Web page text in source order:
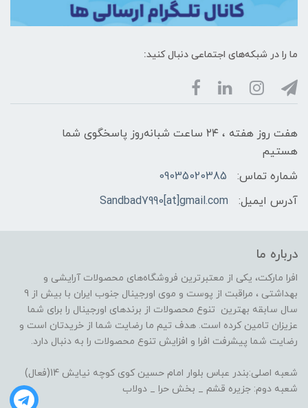
ما را در شبکه‌های اجتماعی دنبال کنید:
هفت روز هفته ، ۲۴ ساعت شبانه‌روز پاسخگوی شما
هستیم
شماره تماس:
09035020385
آدرس ایمیل:
Sandbad7990[at]gmail.com
درباره ما
افرا مارکت، یکی از معتبرترین فروشگاه‌های محصولات آرایشی و
بهداشتی ، مراقبت از پوست و موی اورجینال جنوب ایران با بیش از 9
سال سابقه بهترین تنوع محصولات از برندهای اورجینال را برای شما
عزیزان تامین کرده است. هدف تیم ما رضایت شما از خریدتان است و
رضایت شما پیشرفت افرا و افزایش تنوع محصولات را به دنبال دارد.
شعبه اصلی:بندر عباس بلوار امام حسین کوی کوچه نیایش 14(فعال)
شعبه دوم: جزیره قشم _ بخش حرا _ دولاب